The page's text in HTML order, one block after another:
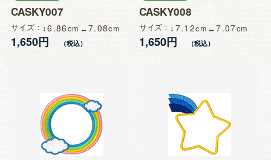
CASKY007
サイズ 6.86 7.08
1,650円
CASKY008
サイズ 7.12 7.07
1,650円